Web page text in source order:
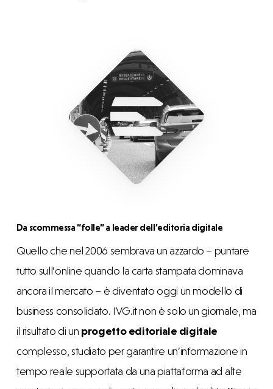
Da scommessa “folle” a leader dell’editoria digitale
Quello che nel 2006 sembrava un azzardo – puntare
tutto sull’online quando la carta stampata dominava
ancora il mercato – è diventato oggi un modello di
business consolidato. IVG.it non è solo un giornale, ma
il risultato di un progetto editoriale digitale
complesso, studiato per garantire un’informazione in
tempo reale supportata da una piattaforma ad alte